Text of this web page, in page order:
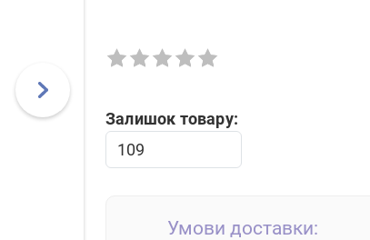
Next
Залишок товару:
Умови доставки: